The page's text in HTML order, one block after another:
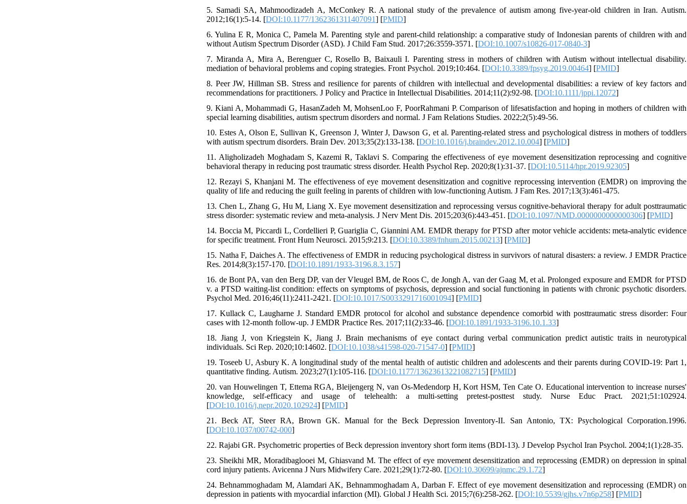
5. Samadi SA, Mahmoodizadeh A, McConkey R. A national study of the prevalence of autism among five-year-old children in Iran. Autism.
2012;16(1):5-14. [DOI:10.1177/1362361311407091] [PMID]
6. Yulina E R, Monica C, Pamela M. Parenting style and parent-child relationship: a comparative study of Indonesian parents of children with and
without Autism Spectrum Disorder (ASD). J Child Fam Stud. 2017;26:3559-3571. [DOI:10.1007/s10826-017-0840-3]
7. Miranda A, Mira A, Berenguer C, Rosello B, Baixauli I. Parenting stress in mothers of children with Autism without intellectual disability.
mediation of behavioral problems and coping strategies. Front Psychol. 2019;10:464. [DOI:10.3389/fpsyg.2019.00464] [PMID]
8. Peer JW, Hillman SB. Stress and resilience for parents of children with intellectual and developmental disabilities: a review of key factors and
recommendations for practitioners. J Policy and Practice in Intellectual Disabilities. 2014;11(2):92-98. [DOI:10.1111/jppi.12072]
9. Kiani A, Mohammadi G, HasanZadeh M, MohsenLoo F, PoorRahmani P. Comparison of lifesatisfaction and hoping in mothers of children with
special learning disabilities, autism spectrum disorders and normal. J Fam Relations Studies. 2022;2(5):49-56.
10. Estes A, Olson E, Sullivan K, Greenson J, Winter J, Dawson G, et al. Parenting-related stress and psychological distress in mothers of toddlers
with autism spectrum disorders. Brain Dev. 2013;35(2):133-138. [DOI:10.1016/j.braindev.2012.10.004] [PMID]
11. Aligholizadeh Moghadam S, Kazemi R, Taklavi S. Comparing the effectiveness of eye movement desensitization reprocessing and cognitive
behavioral therapy in reducing post traumatic stress disorder. Health Psychol Rep. 2020;8(1):31-37. [DOI:10.5114/hpr.2019.92305]
12. Rezayi S, Khanjani M. The effectiveness of eye movement desensitization and cognitive reprocessing intervention (EMDR) on improving the
quality of life and reducing the guilt feeling in parents of children with low-functioning Autism. J Fam Res. 2017;13(3):461-475.
13. Chen L, Zhang G, Hu M, Liang X. Eye movement desensitization and reprocessing versus cognitive-behavioral therapy for adult posttraumatic
stress disorder: systematic review and meta-analysis. J Nerv Ment Dis. 2015;203(6):443-451. [DOI:10.1097/NMD.0000000000000306] [PMID]
14. Boccia M, Piccardi L, Cordellieri P, Guariglia C, Giannini AM. EMDR therapy for PTSD after motor vehicle accidents: meta-analytic evidence
for specific treatment. Front Hum Neurosci. 2015;9:213. [DOI:10.3389/fnhum.2015.00213] [PMID]
15. Natha F, Daiches A. The effectiveness of EMDR in reducing psychological distress in survivors of natural disasters: a review. J EMDR Practice
Res. 2014;8(3):157-170. [DOI:10.1891/1933-3196.8.3.157]
16. de Bont PA, van den Berg DP, van der Vleugel BM, de Roos C, de Jongh A, van der Gaag M, et al. Prolonged exposure and EMDR for PTSD
v. a PTSD waiting-list condition: effects on symptoms of psychosis, depression and social functioning in patients with chronic psychotic disorders.
Psychol Med. 2016;46(11):2411-2421. [DOI:10.1017/S0033291716001094] [PMID]
17. Kullack C, Laugharne J. Standard EMDR protocol for alcohol and substance dependence comorbid with posttraumatic stress disorder: Four
cases with 12-month follow-up. J EMDR Practice Res. 2017;11(2):33-46. [DOI:10.1891/1933-3196.10.1.33]
18. Jiang J, von Kriegstein K, Jiang J. Brain mechanisms of eye contact during verbal communication predict autistic traits in neurotypical
individuals. Sci Rep. 2020;10:14602. [DOI:10.1038/s41598-020-71547-0] [PMID]
19. Toseeb U, Asbury K. A longitudinal study of the mental health of autistic children and adolescents and their parents during COVID-19: Part 1,
quantitative finding. Autism. 2023;27(1):105-116. [DOI:10.1177/13623613221082715] [PMID]
20. van Houwelingen T, Ettema RGA, Bleijengerg N, van Os-Medendorp H, Kort HSM, Ten Cate O. Educational intervention to increase nurses'
knowledge, self-efficacy and usage of telehealth: a multi-setting pretest-posttest study. Nurse Educ Pract. 2021;51:102924.
[DOI:10.1016/j.nepr.2020.102924] [PMID]
21. Beck AT, Steer RA, Brown GK. Manual for the Beck Depression Inventory-II. San Antonio, TX: Psychological Corporation.1996.
[DOI:10.1037/t00742-000]
22. Rajabi GR. Psychometric properties of Beck depression inventory short form items (BDI-13). J Develop Psychol Iran Psychol. 2004;1(1):28-35.
23. Sheikhi MR, Moradibaglooei M, Ghiasvand M. The effect of eye movement desensitization and reprocessing (EMDR) on depression in spinal
cord injury patients. Avicenna J Nurs Midwifery Care. 2021;29(1):72-80. [DOI:10.30699/ajnmc.29.1.72]
24. Behnammoghadam M, Alamdari AK, Behnammoghadam A, Darban F. Effect of eye movement desensitization and reprocessing (EMDR) on
depression in patients with myocardial infarction (MI). Global J Health Sci. 2015;7(6):258-262. [DOI:10.5539/gjhs.v7n6p258] [PMID]